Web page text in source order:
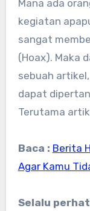
Mana ada
kegiatan
sangat
(Hoax). Maka
sebuah
dapat
Terutama
Baca : Berita
Agar Kamu
Selalu